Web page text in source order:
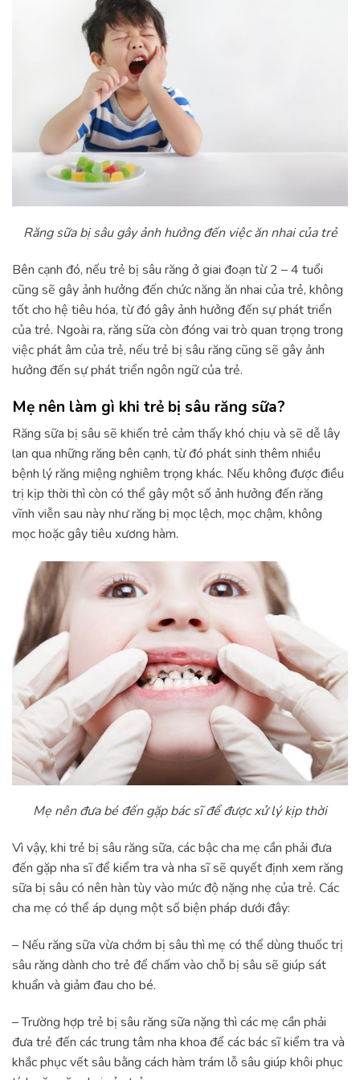
Răng sữa bị sâu gây ảnh hưởng đến việc ăn nhai của trẻ
Bên cạnh đó, nếu trẻ bị sâu răng ở giai đoạn từ 2 – 4 tuổi
cũng sẽ gây ảnh hưởng đến chức năng ăn nhai của trẻ, không
tốt cho hệ tiêu hóa, từ đó gây ảnh hưởng đến sự phát triển
của trẻ. Ngoài ra, răng sữa còn đóng vai trò quan trọng trong
việc phát âm của trẻ, nếu trẻ bị sâu răng cũng sẽ gây ảnh
hưởng đến sự phát triển ngôn ngữ của trẻ.
Mẹ nên làm gì khi trẻ bị sâu răng sữa?
Răng sữa bị sâu sẽ khiến trẻ cảm thấy khó chịu và sẽ dễ lây
lan qua những răng bên cạnh, từ đó phát sinh thêm nhiều
bệnh lý răng miệng nghiêm trọng khác. Nếu không được điều
trị kịp thời thì còn có thể gây một số ảnh hưởng đến răng
vĩnh viễn sau này như răng bị mọc lệch, mọc chậm, không
mọc hoặc gây tiêu xương hàm.
Mẹ nên đưa bé đến gặp bác sĩ để được xử lý kịp thời
Vì vậy, khi trẻ bị sâu răng sữa, các bậc cha mẹ cần phải đưa
đến gặp nha sĩ để kiểm tra và nha sĩ sẽ quyết định xem răng
sữa bị sâu có nên hàn tùy vào mức độ nặng nhẹ của trẻ. Các
cha mẹ có thể áp dụng một số biện pháp dưới đây:
– Nếu răng sữa vừa chớm bị sâu thì mẹ có thể dùng thuốc trị
sâu răng dành cho trẻ để chấm vào chỗ bị sâu sẽ giúp sát
khuẩn và giảm đau cho bé.
– Trường hợp trẻ bị sâu răng sữa nặng thì các mẹ cần phải
đưa trẻ đến các trung tâm nha khoa để các bác sĩ kiểm tra và
khắc phục vết sâu bằng cách hàm trám lỗ sâu giúp khôi phục